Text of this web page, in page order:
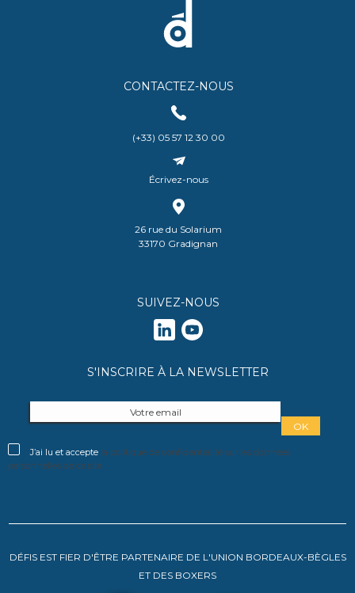
CONTACTEZ-NOUS
(+33) 05 57 12 30 00
Écrivez-nous
26 rue du Solarium
33170 Gradignan
SUIVEZ-NOUS
S'INSCRIRE À LA NEWSLETTER
J’ai lu et accepte la politique de confidentialité sur les données
personnelles de ce site
DÉFIS EST FIER D'ÊTRE PARTENAIRE DE L'UNION BORDEAUX-BÈGLES
ET DES BOXERS